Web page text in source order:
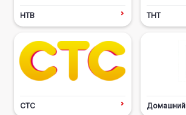
НТВ ТНТ
СТС Домашний